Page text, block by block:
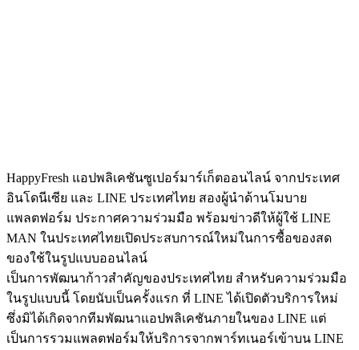
HappyFresh แอปพลิเคชันซูเปอร์มาร์เก็ตออนไลน์ จากประเทศ
อินโดนีเซีย และ LINE ประเทศไทย สองผู้นำด้านโมบาย
แพลตฟอร์ม ประกาศความร่วมมือ พร้อมข่าวดีให้ผู้ใช้ LINE
MAN ในประเทศไทยเปิดประสบการณ์ใหม่ในการซื้อของสด
ของใช้ในรูปแบบออนไลน์
เป็นการพัฒนาก้าวสำคัญของประเทศไทย สำหรับความร่วมมือ
ในรูปแบบนี้ โดยนับเป็นครั้งแรก ที่ LINE ได้เปิดตัวบริการใหม่
ซึ่งมิได้เกิดจากทีมพัฒนาแอปพลิเคชันภายในของ LINE แต่
เป็นการรวมแพลตฟอร์มให้บริการจากพาร์ทเนอร์เข้าบน LINE